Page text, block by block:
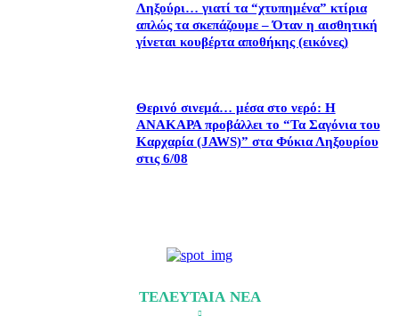
Ληξούρι… γιατί τα “χτυπημένα” κτίρια
απλώς τα σκεπάζουμε – Όταν η αισθητική
γίνεται κουβέρτα αποθήκης (εικόνες)
Θερινό σινεμά… μέσα στο νερό: Η
ΑΝΑΚΑΡΑ προβάλλει το “Τα Σαγόνια του
Καρχαρία (JAWS)” στα Φύκια Ληξουρίου
στις 6/08
ΤΕΛΕΥΤΑΙΑ ΝΕΑ